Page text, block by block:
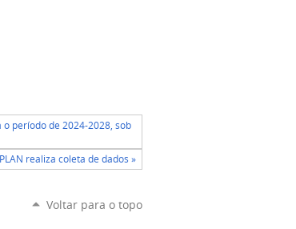
período de 2024-2028, sob
realiza coleta de dados »
Voltar para o topo